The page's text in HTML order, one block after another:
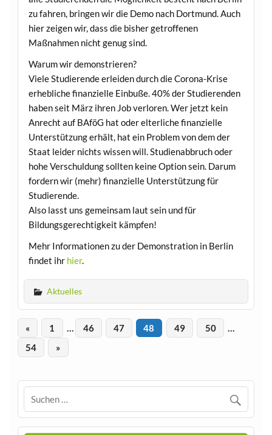
zu fahren, bringen wir die Demo nach Dortmund. Auch
hier zeigen wir, dass die bisher getroffenen
Maßnahmen nicht genug sind.
Warum wir demonstrieren?
Viele Studierende erleiden durch die Corona-Krise
erhebliche finanzielle Einbuße. 40% der Studierenden
haben seit März ihren Job verloren. Wer jetzt kein
Anrecht auf BAföG hat oder elterliche finanzielle
Unterstützung erhält, hat ein Problem von dem der
Staat leider nichts wissen will. Studienabbruch oder
hohe Verschuldung sollten keine Option sein. Darum
fordern wir (mehr) finanzielle Unterstützung für
Studierende.
Also lasst uns gemeinsam laut sein und für
Bildungsgerechtigkeit kämpfen!
Mehr Informationen zu der Demonstration in Berlin
findet ihr hier.
Aktuelles
« 1 46 47 48 49 50
54
»